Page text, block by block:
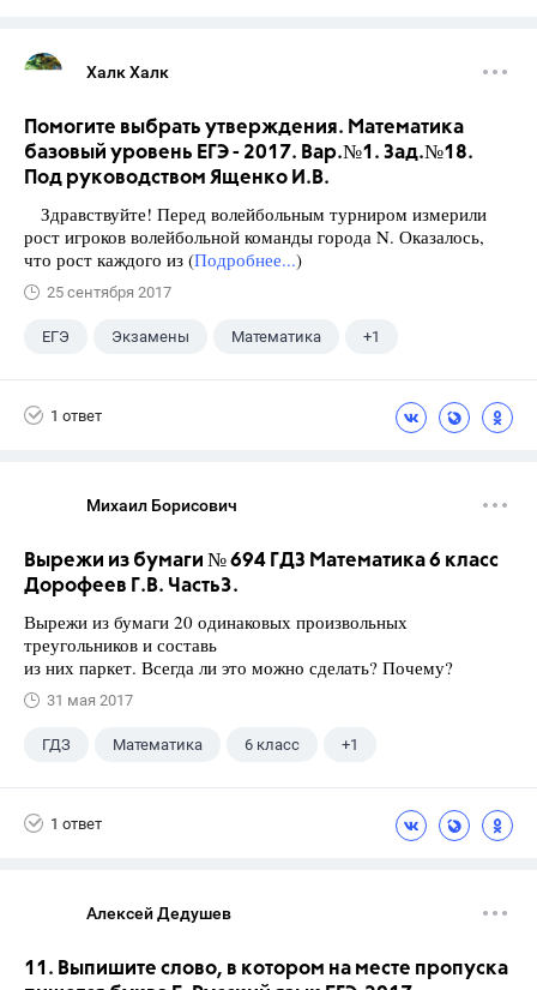
Халк Халк
Помогите выбрать утверждения. Математика
базовый уровень ЕГЭ - 2017. Вар.№1. Зад.№18.
Под руководством Ященко И.В.
Здравствуйте! Перед волейбольным турниром измерили
рост игроков волейбольной команды города N. Оказалось,
что рост каждого из (Подробнее...)
25 сентября 2017
ЕГЭ Экзамены Математика +1
1 ответ
Михаил Борисович
Вырежи из бумаги № 694 ГДЗ Математика 6 класс
Дорофеев Г.В. Часть3.
Вырежи из бумаги 20 одинаковых произвольных
треугольников и составь
из них паркет. Всегда ли это можно сделать? Почему?
31 мая 2017
ГДЗ Математика 6 класс +1
1 ответ
Алексей Дедушев
11. Выпишите слово, в котором на месте пропуска